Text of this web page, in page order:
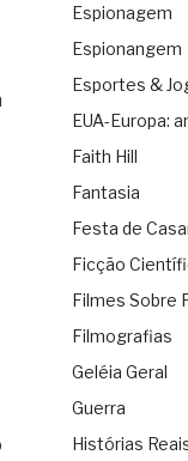
Espionagem
Espionangem
Esportes &
EUA-Europa:
Faith Hill
Fantasia
Festa de
Ficção
Filmes Sobre
Filmografias
Geléia Geral
Guerra
Histórias